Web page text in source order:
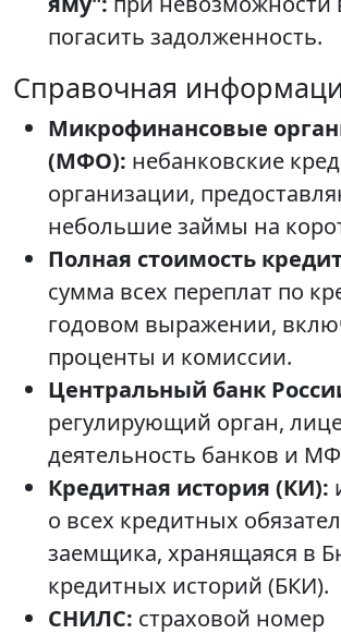
погасить задолженность.
Справочная
Микрофинансовые
(МФО): небанковские
организации,
небольшие займы на
Полная стоимость
сумма всех переплат по
годовом выражении,
проценты и комиссии.
Центральный банк
регулирующий орган,
деятельность банков и
Кредитная история (КИ):
о всех кредитных
заемщика, хранящаяся в
кредитных историй (БКИ).
СНИЛС: страховой номер